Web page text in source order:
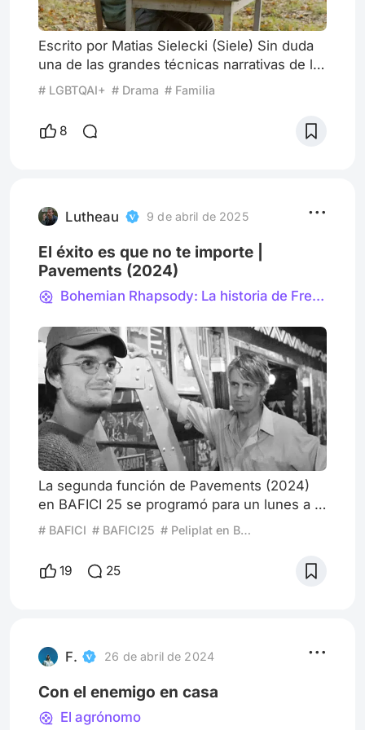
Escrito por Matias Sielecki (Siele) Sin duda
una de las grandes técnicas narrativas de la
literatura es el famoso discurso indirecto
traducir al lenguaje del cine. Quizás el que
más se acercó a lograrlo fue Pier Paolo
fuera de un punto
# LGBTQAI+ # Drama # Familia
8
Lutheau 9 de abril de 2025
El éxito es que no te importe |
Pavements (2024)
Bohemian Rhapsody: La historia de Freddie Mercury
La segunda función de Pavements (2024)
en BAFICI 25 se programó para un lunes a la
noche. Pasadas las 21hs, en las puertas del
histórico Cine Gaumont hay un nutrido
grupo de espectadores que aguardan para
ingresar a ver el documental de Alex Ross
Congreso está desierta: escenografía p
# BAFICI # BAFICI25 # Peliplat en BAFICI
19 25
F. 26 de abril de 2024
Con el enemigo en casa
El agrónomo